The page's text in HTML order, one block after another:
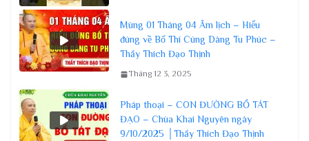
Mùng 01 Tháng 04 Âm lịch – Hiểu
đúng về Bố Thí Cúng Dàng Tu Phúc –
Thầy Thích Đạo Thịnh
Tháng 12 3, 2025
Pháp thoại – CON ĐƯỜNG BỒ TÁT
ĐẠO – Chùa Khai Nguyên ngày
9/10/2025 │Thầy Thích Đạo Thịnh